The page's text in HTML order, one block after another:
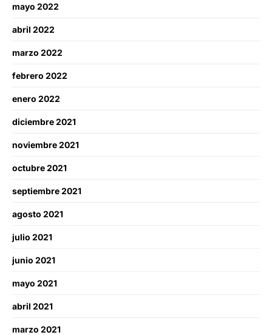
mayo 2022
abril 2022
marzo 2022
febrero 2022
enero 2022
diciembre 2021
noviembre 2021
octubre 2021
septiembre 2021
agosto 2021
julio 2021
junio 2021
mayo 2021
abril 2021
marzo 2021